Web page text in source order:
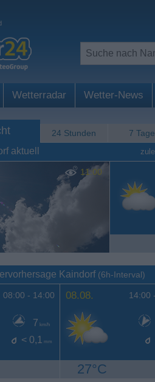
Wetterradar Wetter-News
24 Stunden 7 Tage
aktuell
11:00
Kaindorf (6h-Interval)
08:00 - 14:00
7 km/h
< 0,1 mm
08.08. 14:00 -
27°C